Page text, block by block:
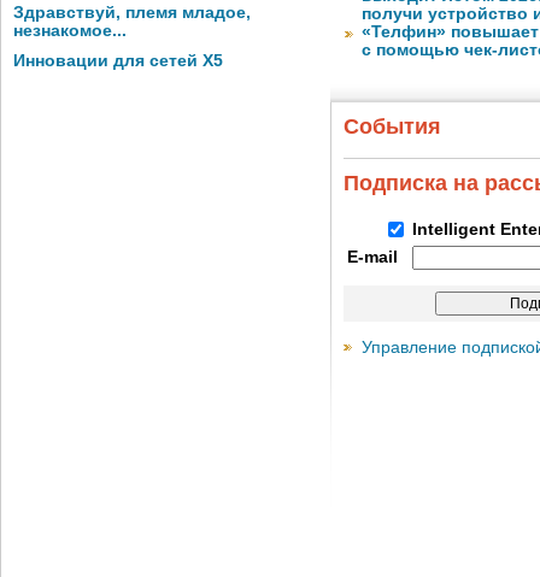
Здравствуй, племя младое,
незнакомое...
Инновации для сетей X5
получи устройство
«Телфин» повышает
с помощью чек-
События
Подписка на
Intelligent
E-mail
Управление